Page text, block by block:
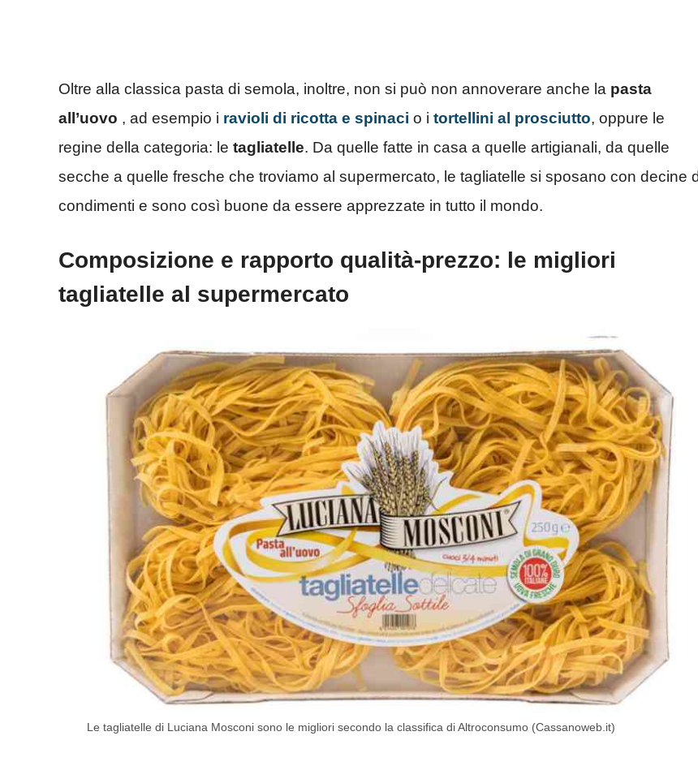
Oltre alla classica pasta di semola, inoltre, non si può non annoverare anche la pasta
all’uovo , ad esempio i ravioli di ricotta e spinaci o i tortellini al prosciutto, oppure le
regine della categoria: le tagliatelle. Da quelle fatte in casa a quelle artigianali, da quelle
secche a quelle fresche che troviamo al supermercato, le tagliatelle si sposano con decine
condimenti e sono così buone da essere apprezzate in tutto il mondo.
Composizione e rapporto qualità-prezzo: le migliori
tagliatelle al supermercato
Le tagliatelle di Luciana Mosconi sono le migliori secondo la classifica di Altroconsumo (Cassanoweb.it)